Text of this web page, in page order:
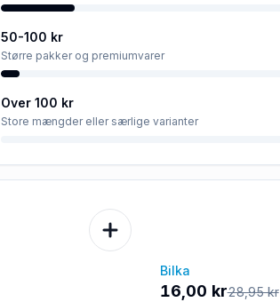
50-100 kr
Større pakker og premiumvarer
Over 100 kr
Store mængder eller særlige varianter
-45%
Bilka
16,00 kr28,95 kr